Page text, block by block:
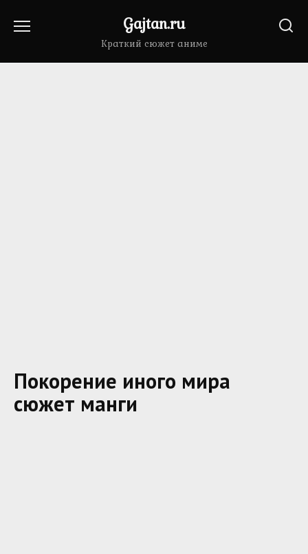
Gajtan.ru
Краткий сюжет аниме
Покорение иного мира
сюжет манги